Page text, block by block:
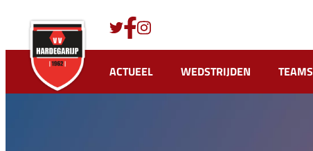
de
inhoud
ACTUEEL WEDSTRIJDEN TEAMS